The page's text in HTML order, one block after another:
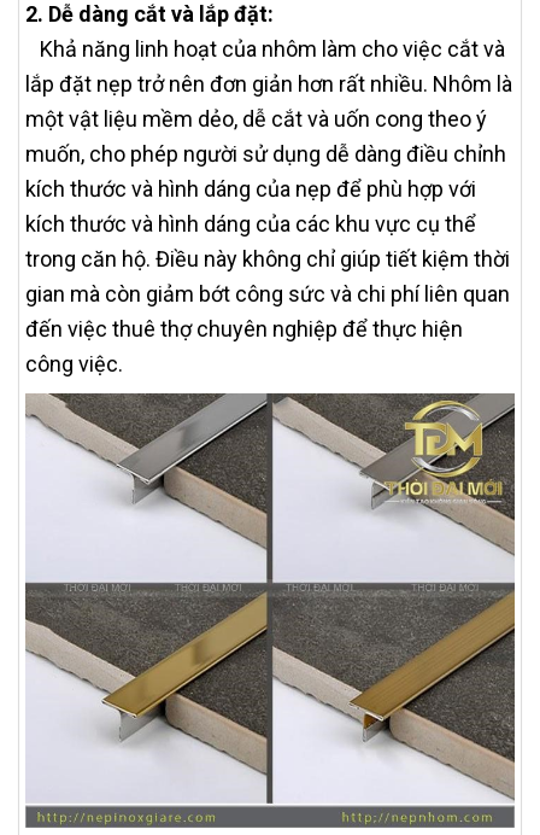
2. Dễ dàng cắt và lắp đặt:
Khả năng linh hoạt của nhôm làm cho việc cắt và
lắp đặt nẹp trở nên đơn giản hơn rất nhiều. Nhôm là
một vật liệu mềm dẻo, dễ cắt và uốn cong theo ý
muốn, cho phép người sử dụng dễ dàng điều chỉnh
kích thước và hình dáng của nẹp để phù hợp với
kích thước và hình dáng của các khu vực cụ thể
trong căn hộ. Điều này không chỉ giúp tiết kiệm thời
gian mà còn giảm bớt công sức và chi phí liên quan
đến việc thuê thợ chuyên nghiệp để thực hiện
công việc.